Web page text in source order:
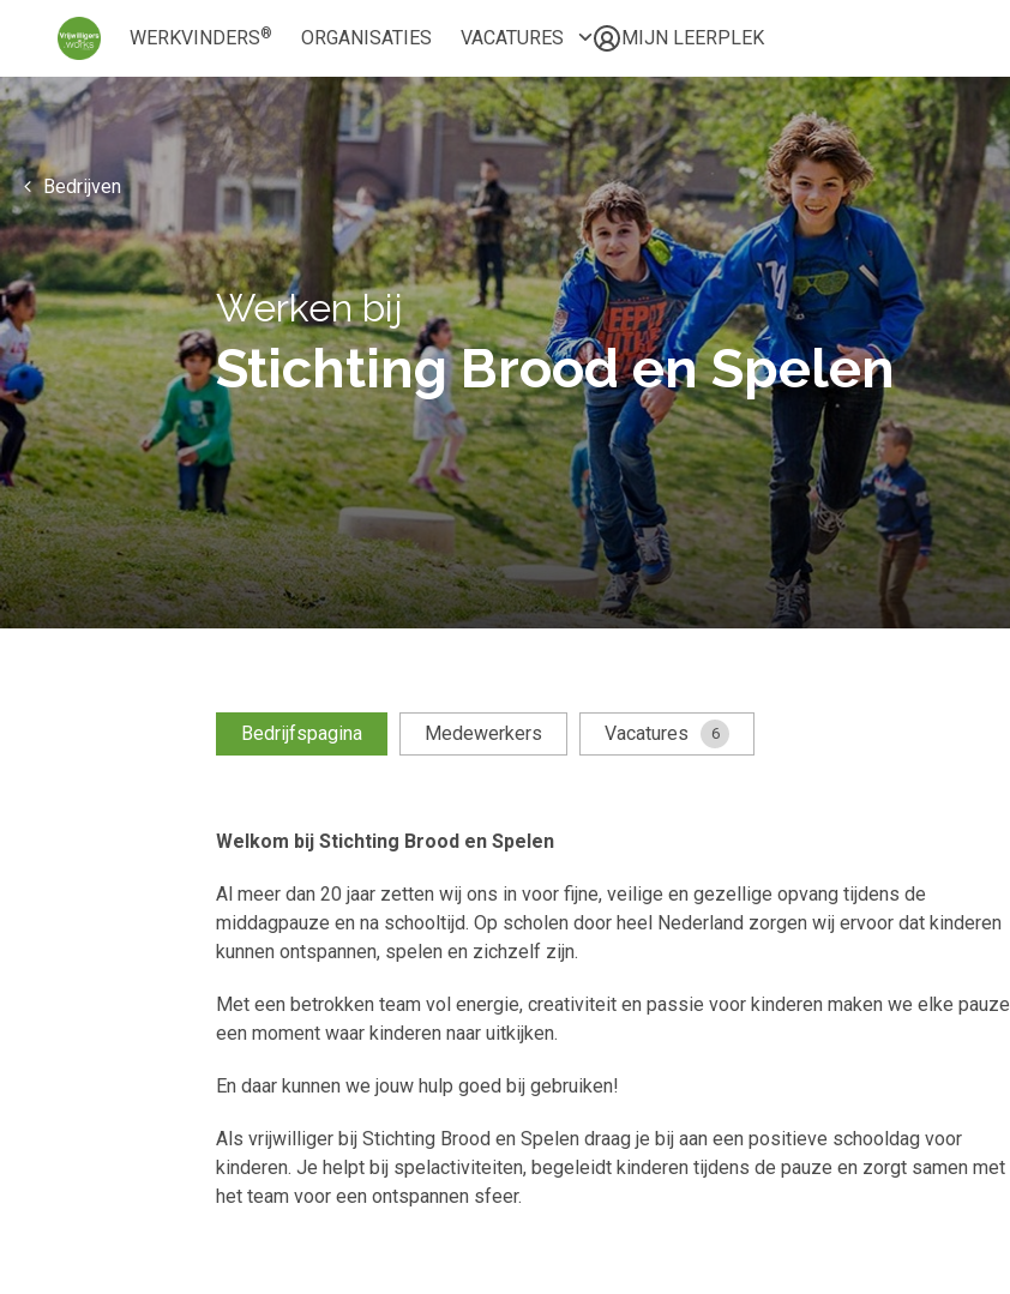
WERKVINDERS® ORGANISATIES VACATURES MIJN LEERPLEK
Voor mij
Alle onderwerpen
Populair
Favoriet
Gestart
Afgerond
Certificaten
Bedrijven
Werken bij
Stichting Brood en Spelen
Bedrijfspagina Medewerkers Vacatures 6
Welkom bij Stichting Brood en Spelen
Al meer dan 20 jaar zetten wij ons in voor fijne, veilige en gezellige opvang tijdens de
middagpauze en na schooltijd. Op scholen door heel Nederland zorgen wij ervoor dat kinderen
kunnen ontspannen, spelen en zichzelf zijn.
Met een betrokken team vol energie, creativiteit en passie voor kinderen maken we elke pauze
een moment waar kinderen naar uitkijken.
En daar kunnen we jouw hulp goed bij gebruiken!
Als vrijwilliger bij Stichting Brood en Spelen draag je bij aan een positieve schooldag voor
kinderen. Je helpt bij spelactiviteiten, begeleidt kinderen tijdens de pauze en zorgt samen met
het team voor een ontspannen sfeer.